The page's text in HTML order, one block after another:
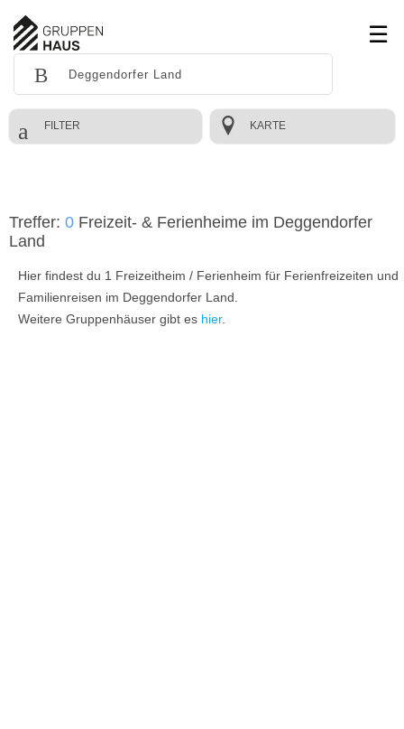
FILTER KARTE
Treffer: 0 Freizeit- & Ferienheime im Deggendorfer
Land
Hier findest du 1 Freizeitheim / Ferienheim für Ferienfreizeiten und
Familienreisen im Deggendorfer Land.
Weitere Gruppenhäuser gibt es hier.